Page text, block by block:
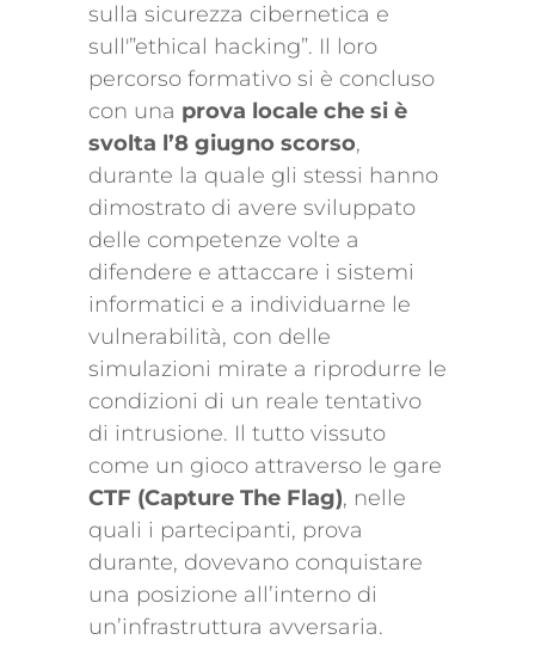
sulla sicurezza cibernetica e
sull'”ethical hacking”. Il loro
percorso formativo si è concluso
con una prova locale che si è
svolta l’8 giugno scorso,
durante la quale gli stessi hanno
dimostrato di avere sviluppato
delle competenze volte a
difendere e attaccare i sistemi
informatici e a individuarne le
vulnerabilità, con delle
simulazioni mirate a riprodurre le
condizioni di un reale tentativo
di intrusione. Il tutto vissuto
come un gioco attraverso le gare
CTF (Capture The Flag), nelle
quali i partecipanti, prova
durante, dovevano conquistare
una posizione all’interno di
un’infrastruttura avversaria.